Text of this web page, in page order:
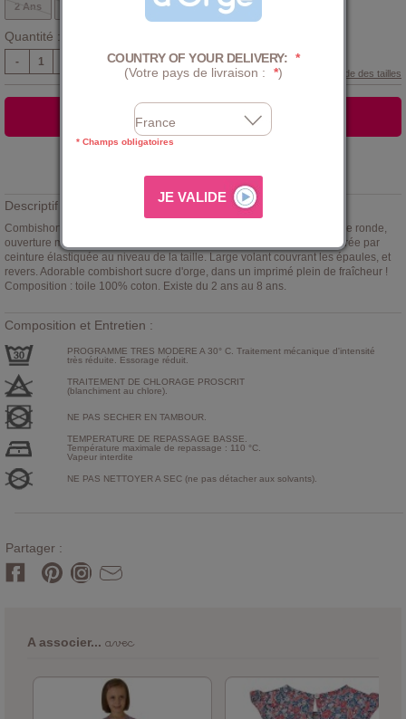
2 Ans 5 Ans 6 Ans
Quantité :
-
Guide des tailles
AJOUTER AU PANIER
Descriptif :
Combishort fille imprimé fleuri Sucre d'Orge blanc/ jaune/vert. Encolure ronde,
ouverture milieu devant jusqu'à la taille par boutons pression. Resserrée par
ceinture élastiquée au niveau de la taille. Large volant couvrant les épaules, et
revers. Adorable combishort sucre d'orge, dans un imprimé plein de fraîcheur !
Composition : toile 100% coton. Existe du 2 ans au 8 ans.
Composition et Entretien :
PROGRAMME TRES MODERE A 30° C. Traitement mécanique d'intensité
très réduite. Essorage réduit.
TRAITEMENT DE CHLORAGE PROSCRIT
(blanchiment au chlore).
NE PAS SECHER EN TAMBOUR.
TEMPERATURE DE REPASSAGE BASSE.
Température maximale de repassage : 110 °C.
Vapeur interdite
NE PAS NETTOYER A SEC (ne pas détacher aux solvants).
Partager :
A associer...
COUNTRY OF YOUR DELIVERY: *
(Votre pays de livraison :
*)
* Champs obligatoires